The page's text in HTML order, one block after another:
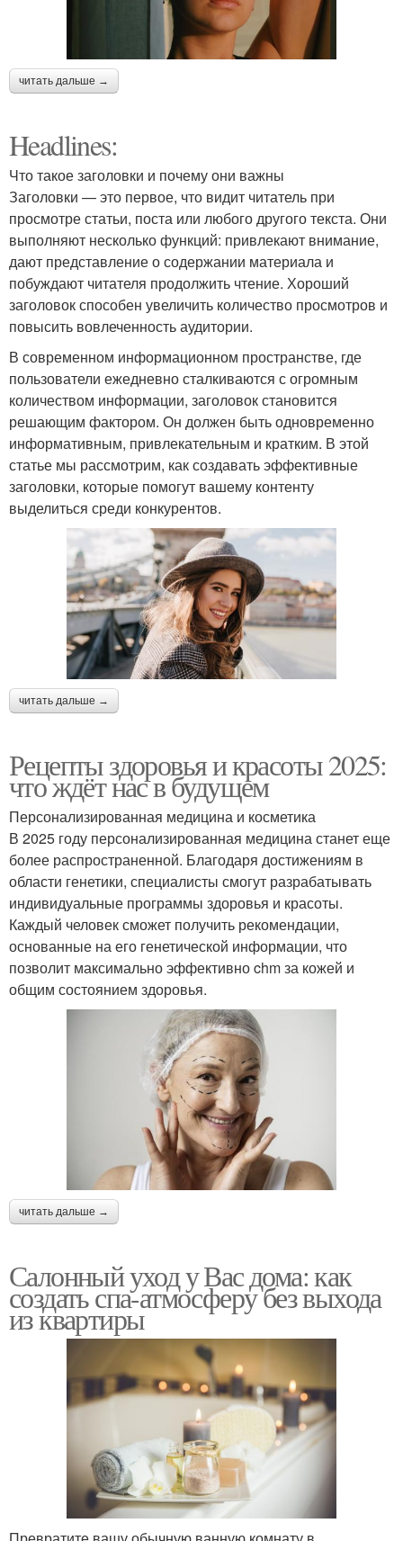
читать дальше →
Headlines:
Что такое заголовки и почему они важны
Заголовки — это первое, что видит читатель при
просмотре статьи, поста или любого другого текста. Они
выполняют несколько функций: привлекают внимание,
дают представление о содержании материала и
побуждают читателя продолжить чтение. Хороший
заголовок способен увеличить количество просмотров и
повысить вовлеченность аудитории.
В современном информационном пространстве, где
пользователи ежедневно сталкиваются с огромным
количеством информации, заголовок становится
решающим фактором. Он должен быть одновременно
информативным, привлекательным и кратким. В этой
статье мы рассмотрим, как создавать эффективные
заголовки, которые помогут вашему контенту
выделиться среди конкурентов.
читать дальше →
Рецепты здоровья и красоты 2025:
что ждёт нас в будущем
Персонализированная медицина и косметика
В 2025 году персонализированная медицина станет еще
более распространенной. Благодаря достижениям в
области генетики, специалисты смогут разрабатывать
индивидуальные программы здоровья и красоты.
Каждый человек сможет получить рекомендации,
основанные на его генетической информации, что
позволит максимально эффективно chm за кожей и
общим состоянием здоровья.
читать дальше →
Салонный уход у Вас дома: как
создать спа-атмосферу без выхода
из квартиры